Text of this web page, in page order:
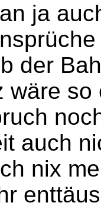
ja
der
wäre
auch
nix